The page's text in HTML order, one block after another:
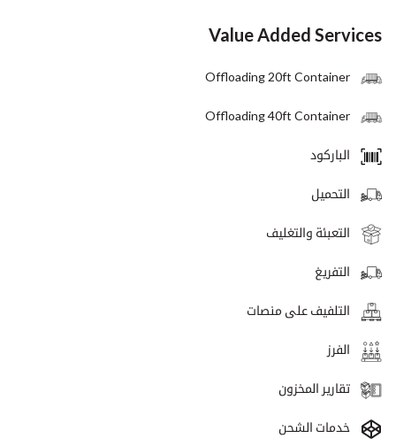
Value Added Services
Offloading 20ft Container
Offloading 40ft Container
الباركود
التحميل
التعبئة والتغليف
التفريغ
التلفيف على منصات
الفرز
تقارير المخزون
خدمات الشحن